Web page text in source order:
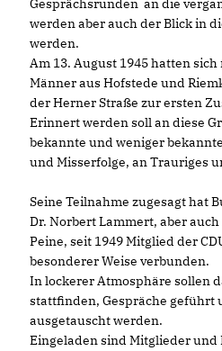
Gesprächsrunden an die
werden aber auch der Blick in
werden.
Am 13. August 1945 hatten
Männer aus Hofstede und
der Herner Straße zur ersten
Erinnert werden soll an diese
bekannte und weniger
und Misserfolge, an Trauriges
Seine Teilnahme zugesagt hat
Dr. Norbert Lammert, aber
Peine, seit 1949 Mitglied der
besonderer Weise verbunden.
In lockerer Atmosphäre sollen
stattfinden, Gespräche geführt
ausgetauscht werden.
Eingeladen sind Mitglieder und